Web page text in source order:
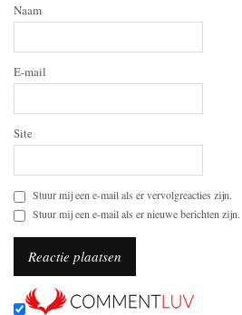
Naam
E-mail
Site
Stuur mij een e-mail als er vervolgreacties zijn.
Stuur mij een e-mail als er nieuwe berichten zijn.